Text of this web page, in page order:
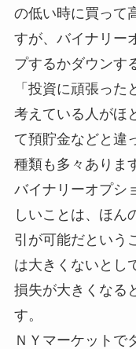
の低い時に買って
すが、バイナリー
プするかダウンす
「投資に頑張っ
考えている人がほ
て預貯金などと違
種類も多々ありま
バイナリーオプシ
しいことは、ほん
引が可能だという
は大きくないとし
損失が大きくなる
す。
ＮＹマーケットで